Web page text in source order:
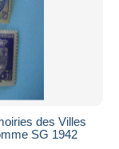
des Villes
SG 1942